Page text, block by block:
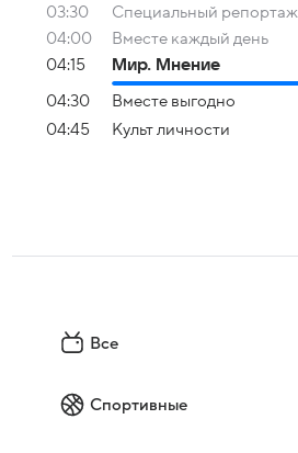
03:30
Специальный репортаж
04:00
Вместе каждый день
04:15
Мир. Мнение
04:30
Вместе выгодно
04:45
Культ личности
Все
Спортивные